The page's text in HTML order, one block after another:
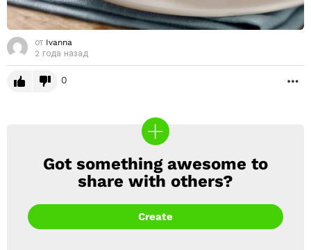
от Ivanna
2 года назад
0
CREATE
Got something awesome to
share with others?
Create